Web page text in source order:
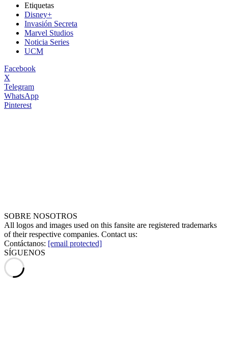
Etiquetas
Disney+
Invasión Secreta
Marvel Studios
Noticia Series
UCM
Facebook
X
Telegram
WhatsApp
Pinterest
SOBRE NOSOTROS
All logos and images used on this fansite are registered trademarks
of their respective companies. Contact us:
Contáctanos: [email protected]
SÍGUENOS